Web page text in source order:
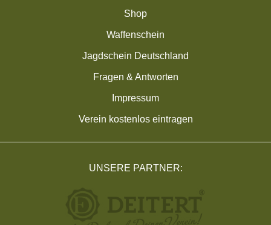
Shop
Waffenschein
Jagdschein Deutschland
Fragen & Antworten
Impressum
Verein kostenlos eintragen
UNSERE PARTNER: